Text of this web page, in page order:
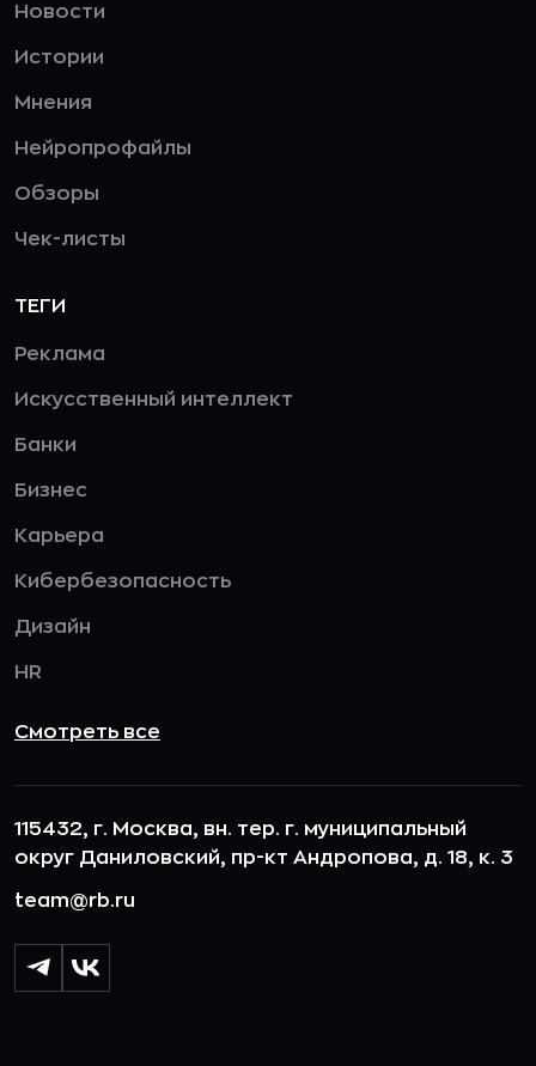
Новости
Истории
Мнения
Нейропрофайлы
Обзоры
Чек-листы
ТЕГИ
Реклама
Искусственный интеллект
Банки
Бизнес
Карьера
Кибербезопасность
Дизайн
HR
Смотреть все
115432, г. Москва, вн. тер. г. муниципальный
округ Даниловский, пр-кт Андропова, д. 18, к. 3
team@rb.ru